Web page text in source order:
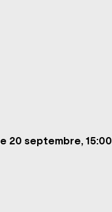
20 septembre, 15:00